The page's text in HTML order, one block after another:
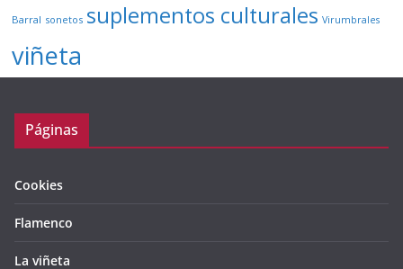
Barral sonetos suplementos culturales Virumbrales
viñeta
Páginas
Cookies
Flamenco
La viñeta